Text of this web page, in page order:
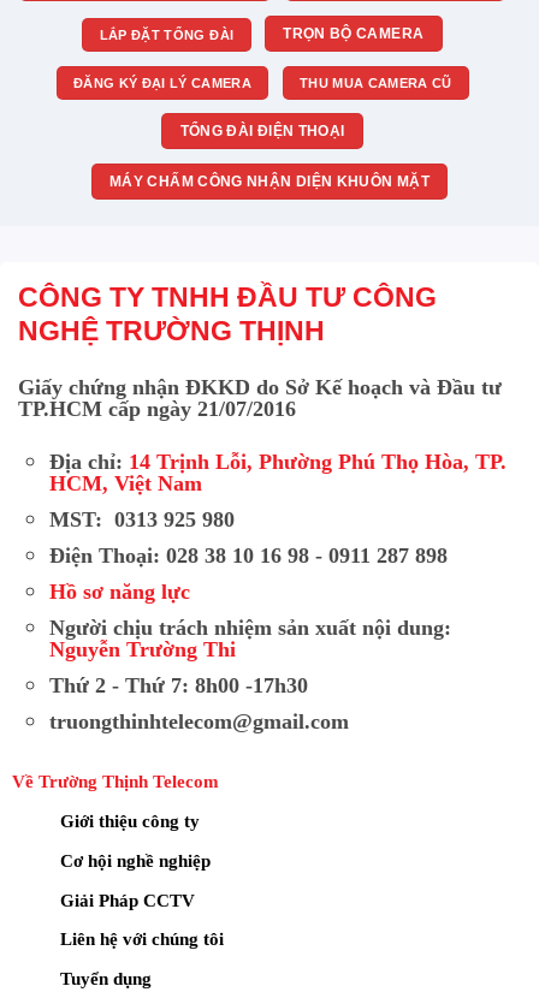
LẮP ĐẶT TỔNG ĐÀI TRỌN BỘ CAMERA
ĐĂNG KÝ ĐẠI LÝ CAMERA THU MUA CAMERA CŨ
TỔNG ĐÀI ĐIỆN THOẠI
MÁY CHẤM CÔNG NHẬN DIỆN KHUÔN MẶT
CÔNG TY TNHH ĐẦU TƯ CÔNG
NGHỆ TRƯỜNG THỊNH
Giấy chứng nhận ĐKKD do Sở Kế hoạch và Đầu tư
TP.HCM cấp ngày 21/07/2016
Địa chỉ: 14 Trịnh Lỗi, Phường Phú Thọ Hòa, TP.
HCM, Việt Nam
MST: 0313 925 980
Điện Thoại: 028 38 10 16 98 - 0911 287 898
Hồ sơ năng lực
Người chịu trách nhiệm sản xuất nội dung:
Nguyễn Trường Thi
Thứ 2 - Thứ 7: 8h00 -17h30
truongthinhtelecom@gmail.com
Về Trường Thịnh Telecom
Giới thiệu công ty
Cơ hội nghề nghiệp
Giải Pháp CCTV
Liên hệ với chúng tôi
Tuyển dụng